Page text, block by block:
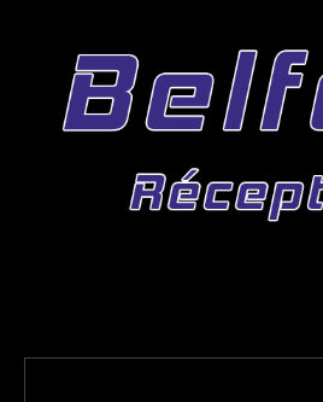
BELFORT RÉCEPTION -